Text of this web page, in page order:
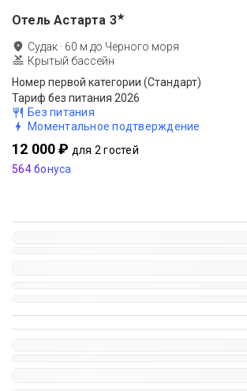
Отель Астарта 3★
Судак · 60 м до Черного моря
Крытый бассейн
Номер первой категории (Стандарт)
Тариф без питания 2026
Без питания
Моментальное подтверждение
12 000 ₽ для 2 гостей
564 бонуса